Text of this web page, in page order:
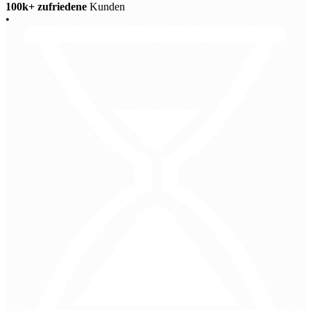
100k+ zufriedene Kunden
•